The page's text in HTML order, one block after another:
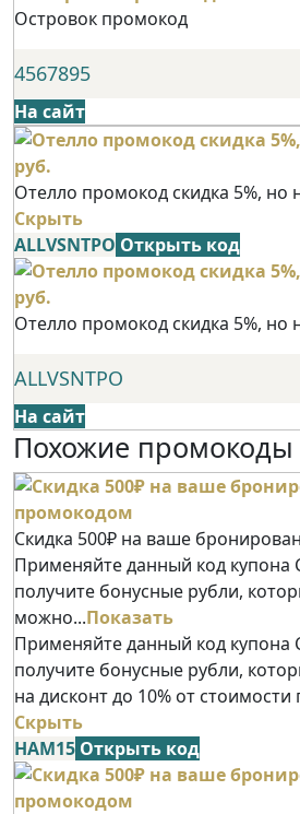
Островок промокод
4567895
На сайт
Отелло промокод скидка 5%, но
Скрыть
ALLVSNTPO Открыть код
Отелло промокод скидка 5%, но
ALLVSNTPO
На сайт
Похожие промокоды
Скидка 500₽ на ваше
Применяйте данный код купона
получите бонусные рубли,
можно...Показать
Применяйте данный код купона
получите бонусные рубли,
на дисконт до 10% от
Скрыть
НАМ15 Открыть код